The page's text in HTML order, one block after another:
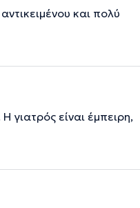
και πολύ
γιατρός είναι έμπειρη,